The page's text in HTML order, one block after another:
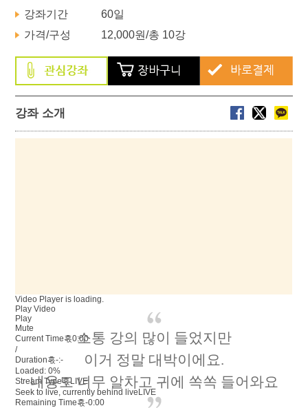
강좌기간
60일
가격/구성
12,000원/총 10강
강좌 소개
Video Player is loading.
Play Video
Play
Mute
Current Time혻0:00
/
Duration혻-:-
Loaded:0%
Stream Type혻LIVE
Seek to live, currently behind liveLIVE
Remaining Time혻-0:00
소통 강의 많이 들었지만
이거 정말 대박이에요.
내용도 너무 알차고 귀에 쏙쏙 들어와요